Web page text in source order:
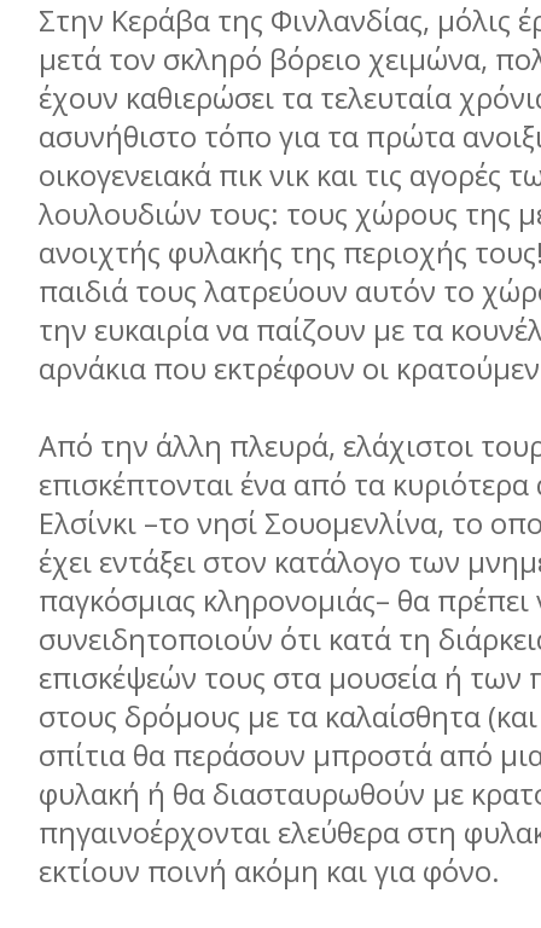
Στην Κεράβα της Φινλανδίας, µόλις
µετά τον σκληρό βόρειο χειµώνα,
έχουν καθιερώσει τα τελευταία
ασυνήθιστο τόπο για τα πρώτα
οικογενειακά πικ νικ και τις αγορές
λουλουδιών τους: τους χώρους της
ανοιχτής φυλακής της περιοχής
παιδιά τους λατρεύουν αυτόν το
την ευκαιρία να παίζουν µε τα
αρνάκια που εκτρέφουν οι
Από την άλλη πλευρά, ελάχιστοι
επισκέπτονται ένα από τα κυριότερα
Ελσίνκι –το νησί Σουοµενλίνα, το
έχει εντάξει στον κατάλογο των
παγκόσµιας κληρονοµιάς– θα πρέπει
συνειδητοποιούν ότι κατά τη
επισκέψεών τους στα µουσεία ή των
στους δρόµους µε τα καλαίσθητα
σπίτια θα περάσουν µπροστά από
φυλακή ή θα διασταυρωθούν µε
πηγαινοέρχονται ελεύθερα στη
εκτίουν ποινή ακόµη και για φόνο.